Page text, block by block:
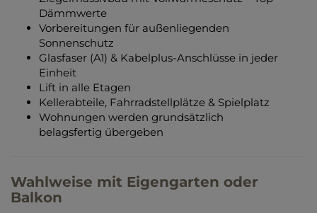
Dämmwerte
Vorbereitungen für außenliegenden
Sonnenschutz
Glasfaser (A1) & Kabelplus-Anschlüsse in jeder
Einheit
Lift in alle Etagen
Kellerabteile, Fahrradstellplätze & Spielplatz
Wohnungen werden grundsätzlich
belagsfertig übergeben
Wahlweise mit Eigengarten oder
Balkon